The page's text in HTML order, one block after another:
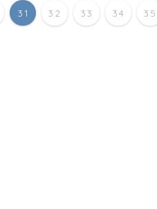
31 32 33 34 35